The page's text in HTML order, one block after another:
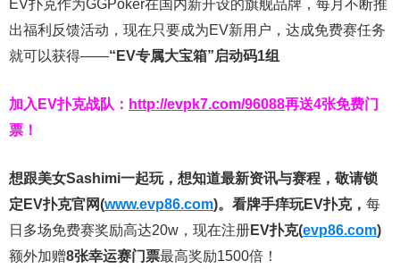
EV扑克作为GGPoker在国内新开设的旗舰品牌，每月不断推
出福利反馈活动，现在只要成为EV新用户，达成免费赛任务
就可以获得——“EV专属大宝箱”启动码1组
加入EV扑克战队： http://evpk7.com/96088再送4张免费门
票！
想跟美女Sashimi一起玩， 想知道最新资讯与赛程， 敬请锁
定EV扑克官网(www.evp86.com)。 看牌手痒玩EV扑克， 每
日多场免费赛奖励高达20w，现在注册EV扑克(evp86.com)
额外加赠8张幸运赛门票最高奖励1500倍！